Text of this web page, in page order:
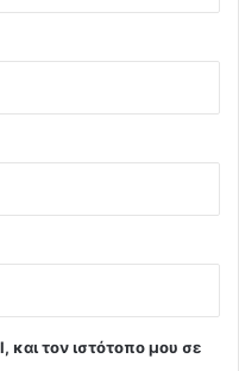
τον ιστότοπο μου σε